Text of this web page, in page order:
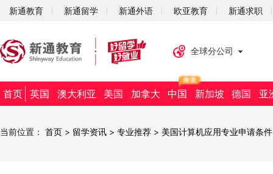
新通教育 新通留学 新通外语 欧亚教育 新通求职
全球分公司
首页 英国 澳大利亚 美国 加拿大 中国 新加坡 德国 亚
当前位置： 首页 > 留学资讯 > 专业推荐 > 美国计算机应用专业申请条